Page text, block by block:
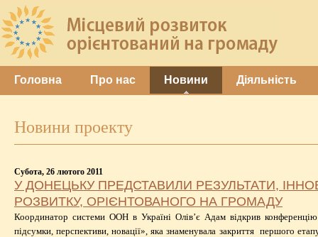
Головна Про нас Новини Діяльність
Новини проекту
Субота, 26 лютого 2011
У ДОНЕЦЬКУ ПРЕДСТАВИЛИ РЕЗУЛЬТАТИ,
РОЗВИТКУ, ОРІЄНТОВАНОГО НА ГРОМАДУ
Координатор системи ООН в Україні Олів’є Адам відкрив
підсумки, перспективи, новації», яка знаменувала закриття першого